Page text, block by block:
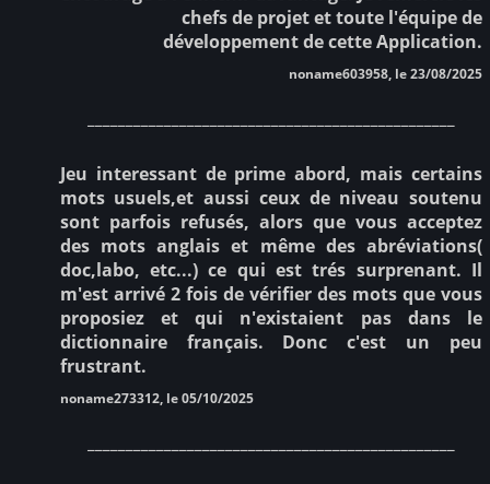
chefs de projet et toute l'équipe de
développement de cette Application.
noname603958, le 23/08/2025
Jeu interessant de prime abord, mais certains
mots usuels,et aussi ceux de niveau soutenu
sont parfois refusés, alors que vous acceptez
des mots anglais et même des abréviations(
doc,labo, etc...) ce qui est trés surprenant. Il
m'est arrivé 2 fois de vérifier des mots que vous
proposiez et qui n'existaient pas dans le
dictionnaire français. Donc c'est un peu
frustrant.
noname273312, le 05/10/2025